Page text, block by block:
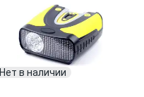
Нет в наличии